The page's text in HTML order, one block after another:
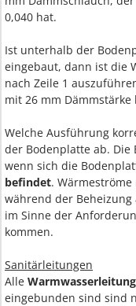
0,040 hat.
Ist unterhalb der
eingebaut, dann ist die
nach Zeile 1
mit 26 mm Dämmstärke
Welche Ausführung
der Bodenplatte ab.
wenn sich die
befindet.
während der
im Sinne der
kommen.
Sanitärleitungen
Alle
eingebunden sind sind